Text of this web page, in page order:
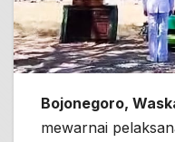
Bojonegoro,
mewarnai